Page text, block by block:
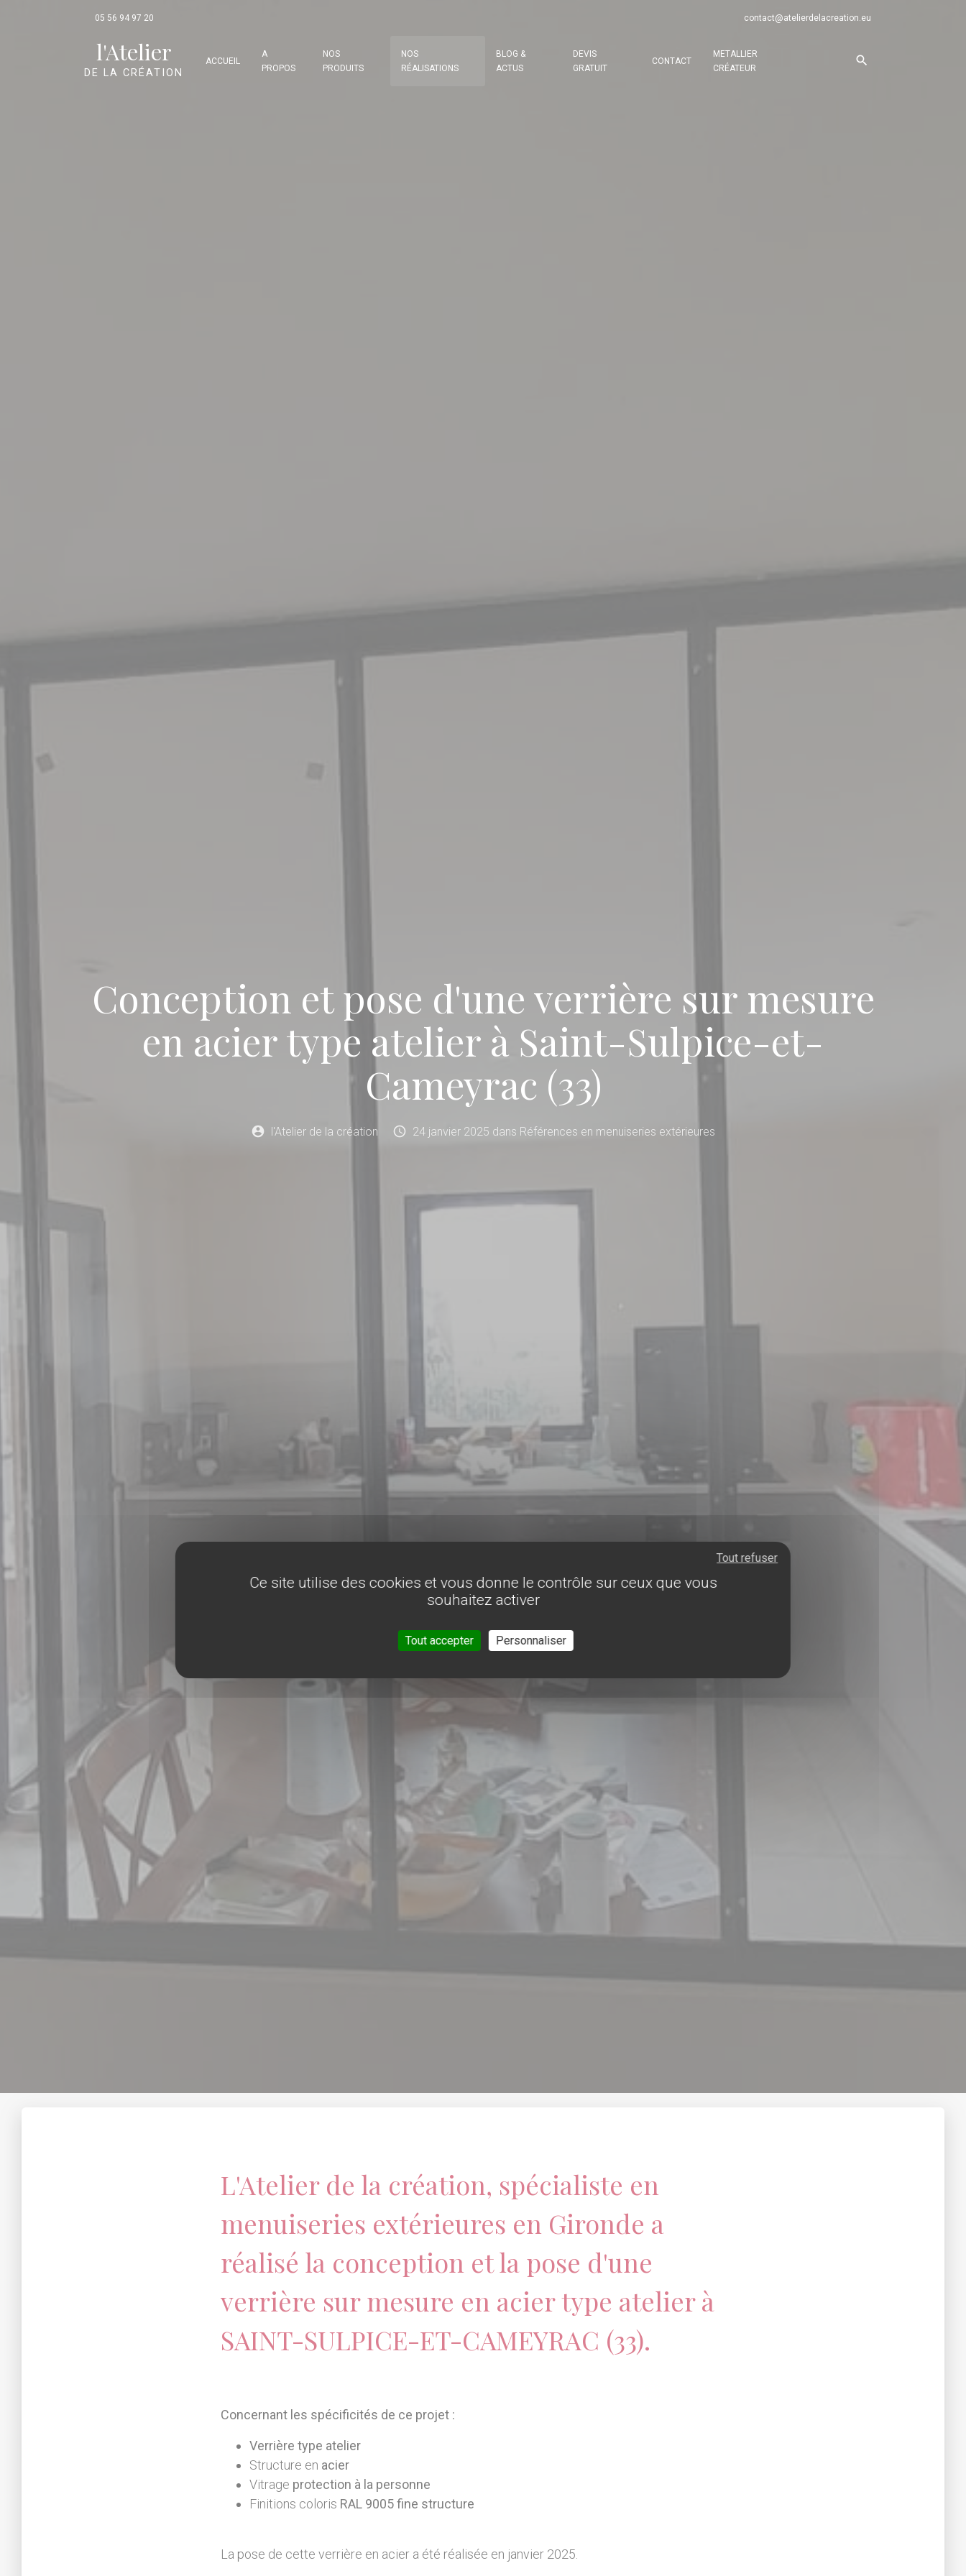
05 56 94 97 20 contact@atelierdelacreation.eu
l'Atelier
DE LA CRÉATION
ACCUEIL
A
PROPOS
NOS
PRODUITS
NOS
RÉALISATIONS
BLOG &
ACTUS
DEVIS
GRATUIT
CONTACT
METALLIER
CRÉATEUR
Conception et pose d'une verrière sur mesure
en acier type atelier à Saint-Sulpice-et-
Cameyrac (33)
account_circle l'Atelier de la création schedule 24 janvier 2025 dans Références en menuiseries extérieures
L'Atelier de la création, spécialiste en
menuiseries extérieures en Gironde a
réalisé la conception et la pose d'une
verrière sur mesure en acier type atelier à
SAINT-SULPICE-ET-CAMEYRAC (33).
Concernant les spécificités de ce projet :
Verrière type atelier
Structure en acier
Vitrage protection à la personne
Finitions coloris RAL 9005 fine structure
La pose de cette verrière en acier a été réalisée en janvier 2025.
Ce site utilise des cookies et vous donne le contrôle sur ceux que vous
souhaitez activer
Tout accepter
Tout refuser
Personnaliser